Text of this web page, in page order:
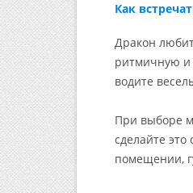
Как
Дракон
ритмичную и
водите
При выборе
сделайте
помещении,